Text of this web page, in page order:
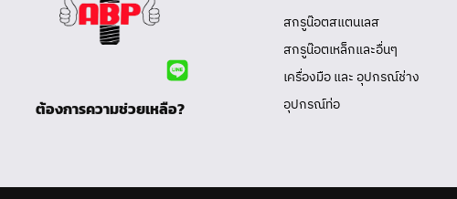
ต้องการความช่วยเหลือ?
สกรูน๊อตสแตนเลส
สกรูน๊อตเหล็กและอื่นๆ
เครื่องมือ และ อุปกรณ์ช่าง
อุปกรณ์ท่อ